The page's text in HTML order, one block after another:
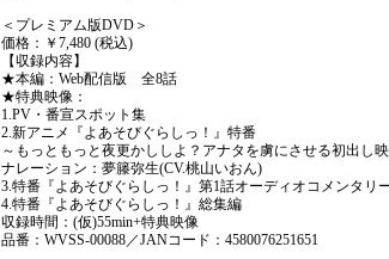
＜プレミアム版DVD＞
価格：￥7,480 (税込)
【収録内容】
★本編：Web配信版 全8話
★特典映像：
1.PV・番宣スポット集
2.新アニメ『よあそびぐらしっ！』特番
～もっともっと夜更かししよ？アナタを虜にさせる初出し
ナレーション：夢籐弥生(CV.桃山いおん)
3.特番『よあそびぐらしっ！』第1話オーディオコメンタリ
4.特番『よあそびぐらしっ！』総集編
収録時間：(仮)55min+特典映像
品番：WVSS-00088／JANコード：4580076251651